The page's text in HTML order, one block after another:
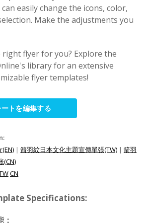
easily change the icons, color,
Make the adjustments you
flyer for you? Explore the
library for an extensive
flyer templates!
トを編集する
| 箭羽紋日本文化主題宣傳單張(TW) | 箭羽
(CN)
CN
Specifications: